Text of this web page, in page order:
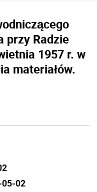
przy Radzie
1957 r. w
materiałów.
02